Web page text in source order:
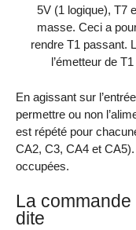
5V (1 logique), T7
masse. Ceci a
rendre T1 passant.
l’émetteur de
En agissant sur
permettre ou non
est répété pour
CA2, C3, CA4 et
occupées.
La
dite